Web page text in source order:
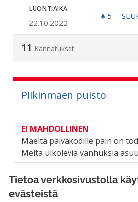
Tietoa verkkosivustolla
evästeistä
LUONTIAIKA
22.10.2022
5 5
11 Kannatukset
Piikinmäen puisto
EI MAHDOLLINEN
Mäeltä päiväkodille päin on
Meitä ulkolevia vanhuksia
4 4